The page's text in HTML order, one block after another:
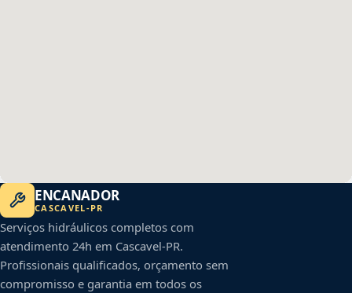
ENCANADOR
CASCAVEL-PR
Serviços hidráulicos completos com
atendimento 24h em Cascavel-PR.
Profissionais qualificados, orçamento sem
compromisso e garantia em todos os